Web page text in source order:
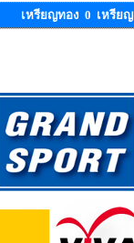
เหรียญทอง 0 เหรียญ